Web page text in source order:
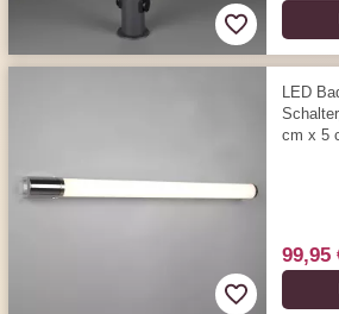
LED
cm x 5
99,95